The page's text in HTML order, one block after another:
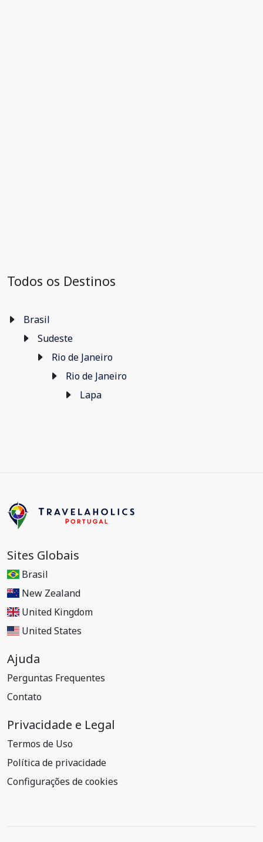
Todos os Destinos
Brasil
Sudeste
Rio de Janeiro
Rio de Janeiro
Lapa
Sites Globais
Brasil
New Zealand
United Kingdom
United States
Ajuda
Perguntas Frequentes
Contato
Privacidade e Legal
Termos de Uso
Política de privacidade
Configurações de cookies